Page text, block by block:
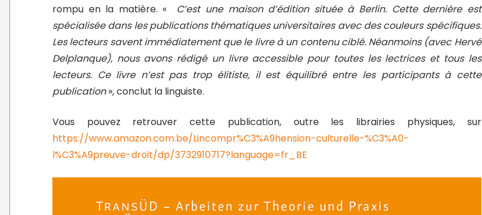
rompu en la matière. «
C’est une maison d’édition située à Berlin. Cette dernière est
spécialisée dans les publications thématiques universitaires avec des couleurs spécifiques.
Les lecteurs savent immédiatement que le livre à un contenu ciblé. Néanmoins (avec Hervé
Delplanque), nous avons rédigé un livre accessible pour toutes les lectrices et tous les
lecteurs. Ce livre n’est pas trop élitiste, il est équilibré entre les participants à cette
publication», conclut la linguiste.
Vous pouvez retrouver cette publication, outre les librairies physiques, sur
https://www.amazon.com.be/Lincompr%C3%A9hension-culturelle-%C3%A0-
l%C3%A9preuve-droit/dp/3732910717?language=fr_BE